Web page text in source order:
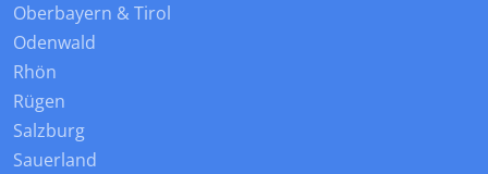
Oberbayern & Tirol
Odenwald
Rhön
Rügen
Salzburg
Sauerland